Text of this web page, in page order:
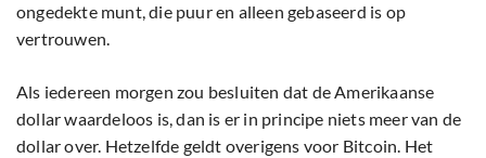
ongedekte munt, die puur en alleen gebaseerd is op
vertrouwen.
Als iedereen morgen zou besluiten dat de Amerikaanse
dollar waardeloos is, dan is er in principe niets meer van de
dollar over. Hetzelfde geldt overigens voor Bitcoin. Het